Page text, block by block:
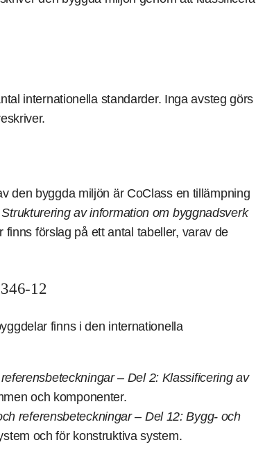
internationella standarder. Inga avsteg görs
den byggda miljön är CoClass en tillämpning
Strukturering av information om byggnadsverk
finns förslag på ett antal tabeller, varav de
12
finns i den internationella
– Del 2: Klassificering av
och komponenter.
referensbeteckningar – Del 12: Bygg- och
och för konstruktiva system.